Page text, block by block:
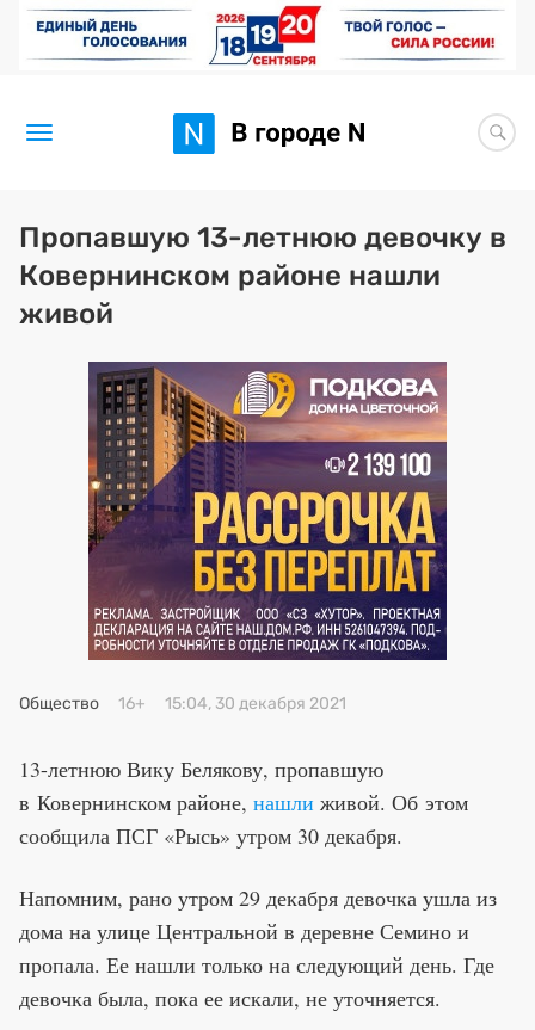
Новости
Статьи
BORЩ
Искусство исцелять
Премия 2026 (текущая)
Премия 2025
Эксперты
Пропавшую 13-летнюю девочку в
Ковернинском районе нашли
живой
Общество 16+ 15:04, 30 декабря 2021
13-летнюю Вику Белякову, пропавшую
в Ковернинском районе, нашли живой. Об этом
сообщила ПСГ «Рысь» утром 30 декабря.
Напомним, рано утром 29 декабря девочка ушла из
дома на улице Центральной в деревне Семино и
пропала. Ее нашли только на следующий день. Где
девочка была, пока ее искали, не уточняется.